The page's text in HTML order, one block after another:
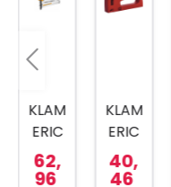
KLAM
ERIC
A
KOM
62,
96
KLAM
ERIC
A
R53
40,
46